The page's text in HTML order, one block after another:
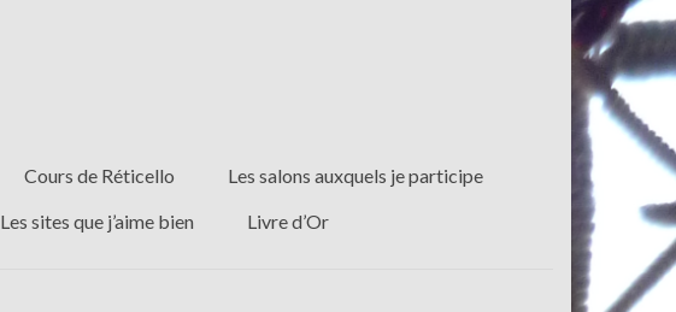
Cours de Réticello
Les salons auxquels je participe
Les sites que j’aime bien Livre d’Or